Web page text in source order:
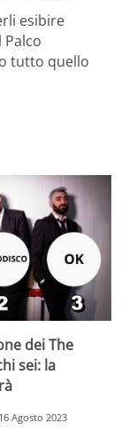
esibire
tutto quello
dei The
sei: la
16 Agosto 2023